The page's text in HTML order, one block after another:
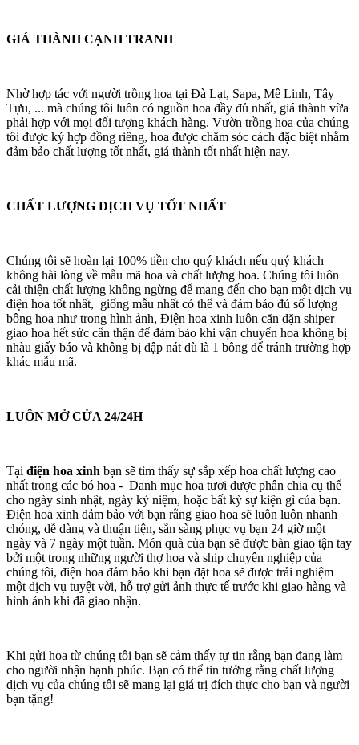
GIÁ THÀNH CẠNH TRANH
Nhờ hợp tác với người trồng hoa tại Đà Lạt, Sapa, Mê Linh, Tây
Tựu, ... mà chúng tôi luôn có nguồn hoa đầy đủ nhất, giá thành vừa
phải hợp với mọi đối tượng khách hàng. Vườn trồng hoa của chúng
tôi được ký hợp đồng riêng, hoa được chăm sóc cách đặc biệt nhằm
đảm bảo chất lượng tốt nhất, giá thành tốt nhất hiện nay.
CHẤT LƯỢNG DỊCH VỤ TỐT NHẤT
Chúng tôi sẽ hoàn lại 100% tiền cho quý khách nếu quý khách
không hài lòng về mẫu mã hoa và chất lượng hoa. Chúng tôi luôn
cải thiện chất lượng không ngừng để mang đến cho bạn một dịch vụ
điện hoa tốt nhất, giống mẫu nhất có thể và đảm bảo đủ số lượng
bông hoa như trong hình ảnh, Điện hoa xinh luôn căn dặn shiper
giao hoa hết sức cẩn thận để đảm bảo khi vận chuyển hoa không bị
nhàu giấy báo và không bị dập nát dù là 1 bông để tránh trường hợp
khác mẫu mã.
LUÔN MỞ CỬA 24/24H
Tại điện hoa xinh bạn sẽ tìm thấy sự sắp xếp hoa chất lượng cao
nhất trong các bó hoa - Danh mục hoa tươi được phân chia cụ thể
cho ngày sinh nhật, ngày kỷ niệm, hoặc bất kỳ sự kiện gì của bạn.
Điện hoa xinh đảm bảo với bạn rằng giao hoa sẽ luôn luôn nhanh
chóng, dễ dàng và thuận tiện, sẵn sàng phục vụ bạn 24 giờ một
ngày và 7 ngày một tuần. Món quà của bạn sẽ được bàn giao tận tay
bởi một trong những người thợ hoa và ship chuyên nghiệp của
chúng tôi, điện hoa đảm bảo khi bạn đặt hoa sẽ được trải nghiệm
một dịch vụ tuyệt vời, hỗ trợ gửi ảnh thực tế trước khi giao hàng và
hình ảnh khi đã giao nhận.
Khi gửi hoa từ chúng tôi bạn sẽ cảm thấy tự tin rằng bạn đang làm
cho người nhận hạnh phúc. Bạn có thể tin tưởng rằng chất lượng
dịch vụ của chúng tôi sẽ mang lại giá trị đích thực cho bạn và người
bạn tặng!